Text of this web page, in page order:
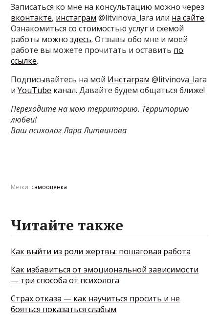
Записаться ко мне на консультацию можно через
вконтакте, инстаграм @litvinova_lara или на сайте.
Ознакомиться со стоимостью услуг и схемой
работы можноздесь. Отзывы обо мне и моей
работе вы можете прочитать и оставить по
ссылке.
Подписывайтесь на мой Инстаграм @litvinova_lara
иYouTube канал. Давайте будем общаться ближе!
Переходите на мою территорию. Территорию
любви!
Ваш психолог Лара Литвинова
Метки: самооценка
Читайте также
Как выйти из роли жертвы: пошаговая работа
Как избавиться от эмоциональной зависимости
— три способа от психолога
Страх отказа — как научиться просить и не
бояться показаться слабым